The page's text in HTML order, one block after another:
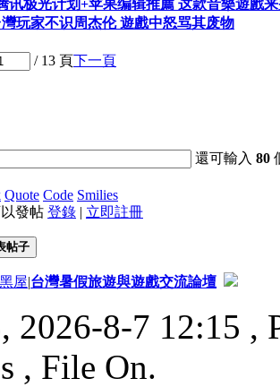
讯极光计划+苹果编辑推薦 这款音樂遊戲
灣玩家不识周杰伦 遊戲中怒骂其废物
/ 13 頁下一頁
還可輸入80
Quote Code Smilies
發帖 登錄 | 立即註冊
帖子
屋|台灣暑假旅遊與遊戲交流論壇
2026-8-7 12:15 ,
, File On.